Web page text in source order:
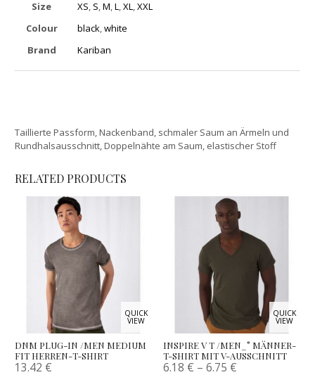
Size
XS, S,M,L,XL,XXL
Colour
black,white
Brand
Kariban
Taillierte Passform, Nackenband, schmaler Saum an Ärmeln und
Rundhalsausschnitt, Doppelnähte am Saum, elastischer Stoff
RELATED PRODUCTS
QUICK
VIEW
DNM PLUG-IN /MEN MEDIUM
FIT HERREN-T-SHIRT
13.42 €
QUICK
VIEW
INSPIRE V T /MEN_° MÄNNER-
T-SHIRT MIT V-AUSSCHNITT
6.18 € –6.75 €